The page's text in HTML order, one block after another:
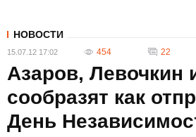
НОВОСТИ
15.07.12 17:02 454 22
Азаров, Левочкин
сообразят как
День